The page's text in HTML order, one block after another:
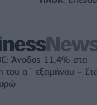
Άνοδος 11,4% στα
του α΄ εξαμήνου –